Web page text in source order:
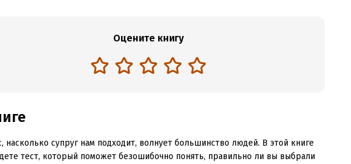
Оцените книгу
насколько супруг нам подходит, волнует большинство людей. В этой книге
тест, который поможет безошибочно понять, правильно ли вы выбрали